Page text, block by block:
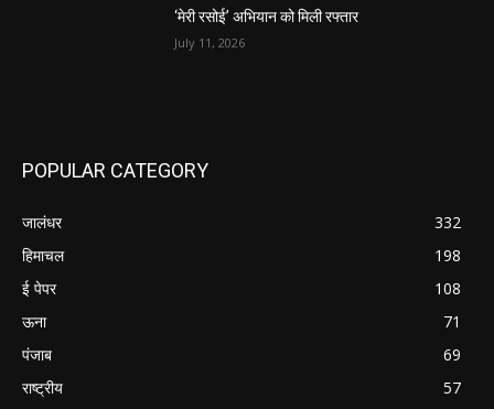
‘मेरी रसोई’ अभियान को मिली रफ्तार
July 11, 2026
POPULAR CATEGORY
जालंधर
332
हिमाचल
198
ई पेपर
108
ऊना
71
पंजाब
69
राष्ट्रीय
57